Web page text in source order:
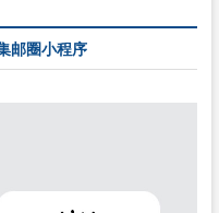
邮圈小程序